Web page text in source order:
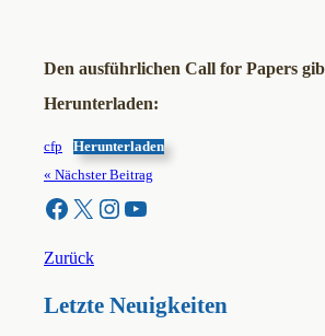
Den ausführlichen Call for Papers
Herunterladen:
cfp Herunterladen
« Nächster Beitrag
Facebook X Instagram YouTube
Zurück
Letzte Neuigkeiten